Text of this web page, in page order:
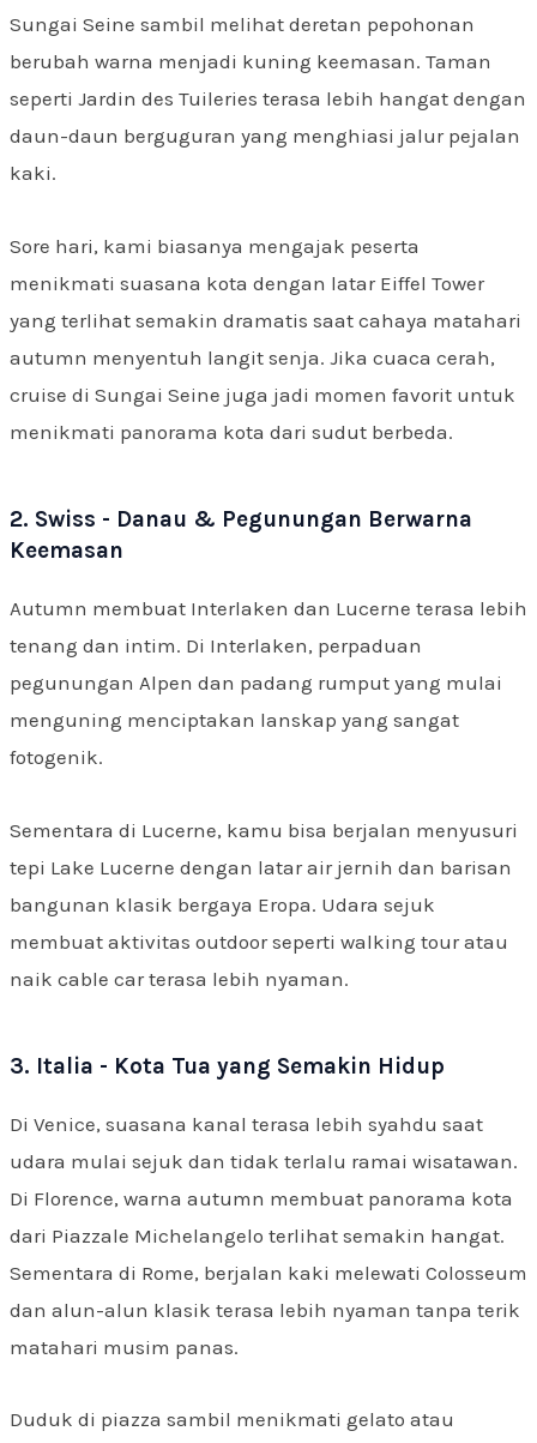
Sungai Seine sambil melihat deretan pepohonan
berubah warna menjadi kuning keemasan. Taman
seperti Jardin des Tuileries terasa lebih hangat dengan
daun-daun berguguran yang menghiasi jalur pejalan
kaki.
Sore hari, kami biasanya mengajak peserta
menikmati suasana kota dengan latar Eiffel Tower
yang terlihat semakin dramatis saat cahaya matahari
autumn menyentuh langit senja. Jika cuaca cerah,
cruise di Sungai Seine juga jadi momen favorit untuk
menikmati panorama kota dari sudut berbeda.
2. Swiss - Danau & Pegunungan Berwarna
Keemasan
Autumn membuat Interlaken dan Lucerne terasa lebih
tenang dan intim. Di Interlaken, perpaduan
pegunungan Alpen dan padang rumput yang mulai
menguning menciptakan lanskap yang sangat
fotogenik.
Sementara di Lucerne, kamu bisa berjalan menyusuri
tepi Lake Lucerne dengan latar air jernih dan barisan
bangunan klasik bergaya Eropa. Udara sejuk
membuat aktivitas outdoor seperti walking tour atau
naik cable car terasa lebih nyaman.
3. Italia - Kota Tua yang Semakin Hidup
Di Venice, suasana kanal terasa lebih syahdu saat
udara mulai sejuk dan tidak terlalu ramai wisatawan.
Di Florence, warna autumn membuat panorama kota
dari Piazzale Michelangelo terlihat semakin hangat.
Sementara di Rome, berjalan kaki melewati Colosseum
dan alun-alun klasik terasa lebih nyaman tanpa terik
matahari musim panas.
Duduk di piazza sambil menikmati gelato atau